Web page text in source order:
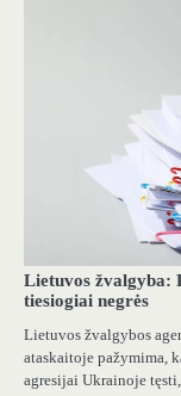
Lietuvos žvalgyba:
tiesiogiai negrės
Lietuvos žvalgybos
ataskaitoje pažymima,
agresijai Ukrainoje